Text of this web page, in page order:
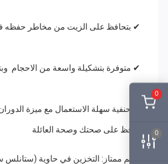
0
0
✔ بتحافظ على الزيت من مخاطر حفظه في
✔ متوفرة بتشكيلة واسعة من الاحجام
✔ حنفية سهلة الاستعمال مع ميزة الدوران
حافظ على صحتك وصحة العائلة
طعم ممتاز: التخزين في حاوية (ستانلس